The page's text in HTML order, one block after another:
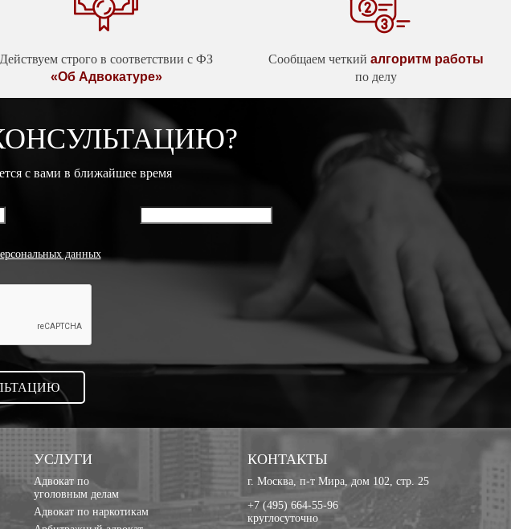
Действуем строго в соответствии с ФЗ
«Об Адвокатуре»
Сообщаем четкий алгоритм работы
по делу
с вами в ближайшее время
данных
УСЛУГИ
Адвокат по
уголовным делам
Адвокат по наркотикам
КОНТАКТЫ
г. Москва, п-т Мира, дом 102, стр. 25
+7 (495) 664-55-96
круглосуточно